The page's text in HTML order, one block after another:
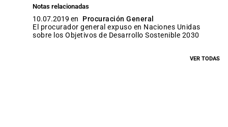
Notas relacionadas
10.07.2019 en
Procuración General
El procurador general expuso en Naciones Unidas
sobre los Objetivos de Desarrollo Sostenible 2030
VER TODAS